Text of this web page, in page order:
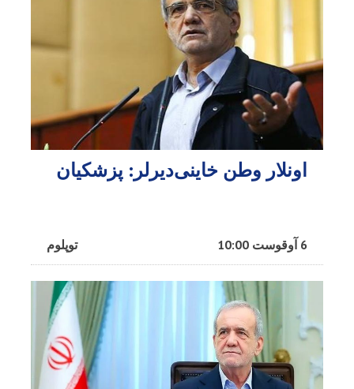
اونلار وطن خاینی‌دیرلر: پزشکیان
توپلوم 6 آوقوست 10:00